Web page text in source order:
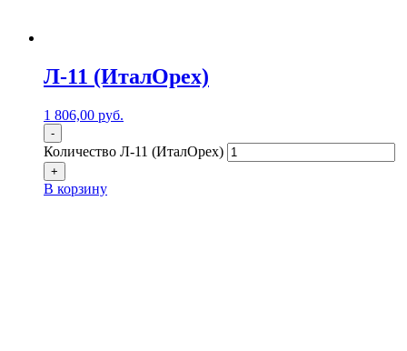
Л-11 (ИталОрех)
1 806,00 руб.
-
Количество Л-11 (ИталОрех)
+
В корзину